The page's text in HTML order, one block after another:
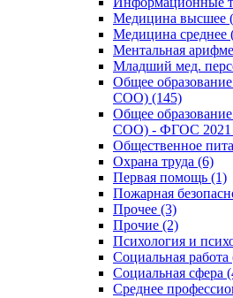
Медицина высшее
Медицина среднее
Ментальная
Младший мед.
Общее
СОО) (145)
Общее
СОО) - ФГОС 2021
Общественное
Охрана труда (6)
Первая помощь (1)
Пожарная
Прочее (3)
Прочие (2)
Психология и
Социальная работа
Социальная сфера
Среднее